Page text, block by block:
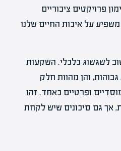
פרויקטים ציבוריים
משפיע על איכות החיים שלנו
לשגשוג כלכלי. השקעות
והן מהוות חלק
ופרטיים כאחד. זהו
אך גם סיכונים שיש לקחת